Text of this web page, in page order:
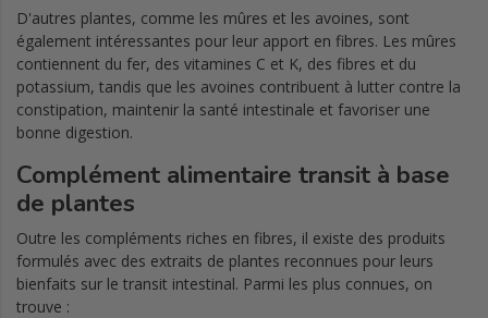
D'autres plantes, comme les mûres et les avoines, sont
également intéressantes pour leur apport en fibres. Les mûres
contiennent du fer, des vitamines C et K, des fibres et du
potassium, tandis que les avoines contribuent à lutter contre la
constipation, maintenir la santé intestinale et favoriser une
bonne digestion.
Complément alimentaire transit à base
de plantes
Outre les compléments riches en fibres, il existe des produits
formulés avec des extraits de plantes reconnues pour leurs
bienfaits sur le transit intestinal. Parmi les plus connues, on
trouve :